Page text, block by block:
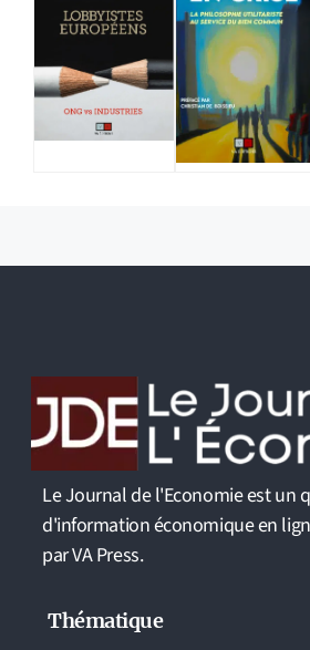
Le Journal de l'Economie est un
d'information économique en
par VA Press.
Thématique